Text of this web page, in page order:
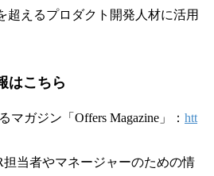
超えるプロダクト開発人材に活用
はこちら
マガジン「Offers Magazine」： htt
担当者やマネージャーのための情